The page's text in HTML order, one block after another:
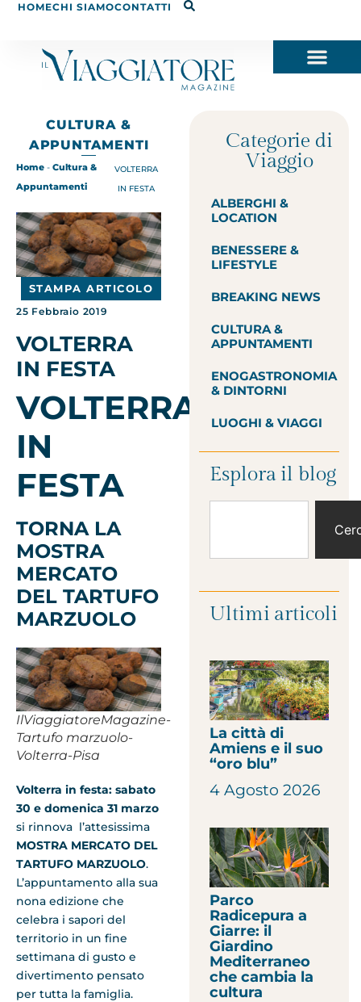
HOMECHI SIAMOCONTATTI
CULTURA &
APPUNTAMENTI
Home - Cultura &
Appuntamenti
VOLTERRA
IN FESTA
STAMPA ARTICOLO
25 Febbraio 2019
VOLTERRA
IN FESTA
VOLTERRA
IN
FESTA
TORNA LA
MOSTRA
MERCATO
DEL TARTUFO
MARZUOLO
IlViaggiatoreMagazine-
Tartufo marzuolo-
Volterra-Pisa
Volterra in festa: sabato
30 e domenica 31 marzo
si rinnova l’attesissima
MOSTRA MERCATO DEL
TARTUFO MARZUOLO.
L’appuntamento alla sua
nona edizione che
celebra i sapori del
territorio in un fine
settimana di gusto e
divertimento pensato
per tutta la famiglia.
Categorie di
Viaggio
ALBERGHI &
LOCATION
BENESSERE &
LIFESTYLE
BREAKING NEWS
CULTURA &
APPUNTAMENTI
ENOGASTRONOMIA
& DINTORNI
LUOGHI & VIAGGI
Esplora il blog
Ultimi articoli
La città di
Amiens e il suo
“oro blu”
4 Agosto 2026
Parco
Radicepura a
Giarre: il
Giardino
Mediterraneo
che cambia la
cultura